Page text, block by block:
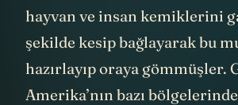
hayvan ve insan kemiklerini
şekilde kesip bağlayarak bu
hazırlayıp oraya gömmüşler.
Amerika’nın bazı